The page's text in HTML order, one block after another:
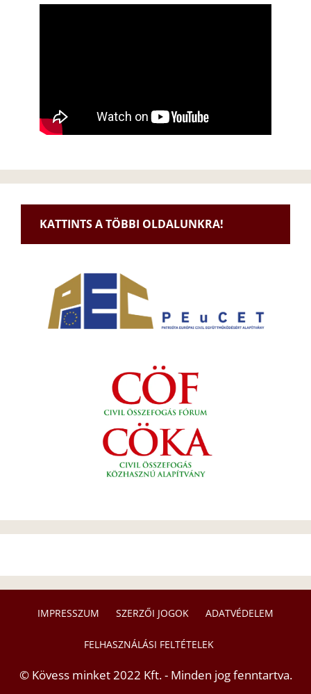
KATTINTS A TÖBBI OLDALUNKRA!
IMPRESSZUM SZERZŐI JOGOK ADATVÉDELEM
FELHASZNÁLÁSI FELTÉTELEK
© Kövess minket 2022 Kft. - Minden jog fenntartva.